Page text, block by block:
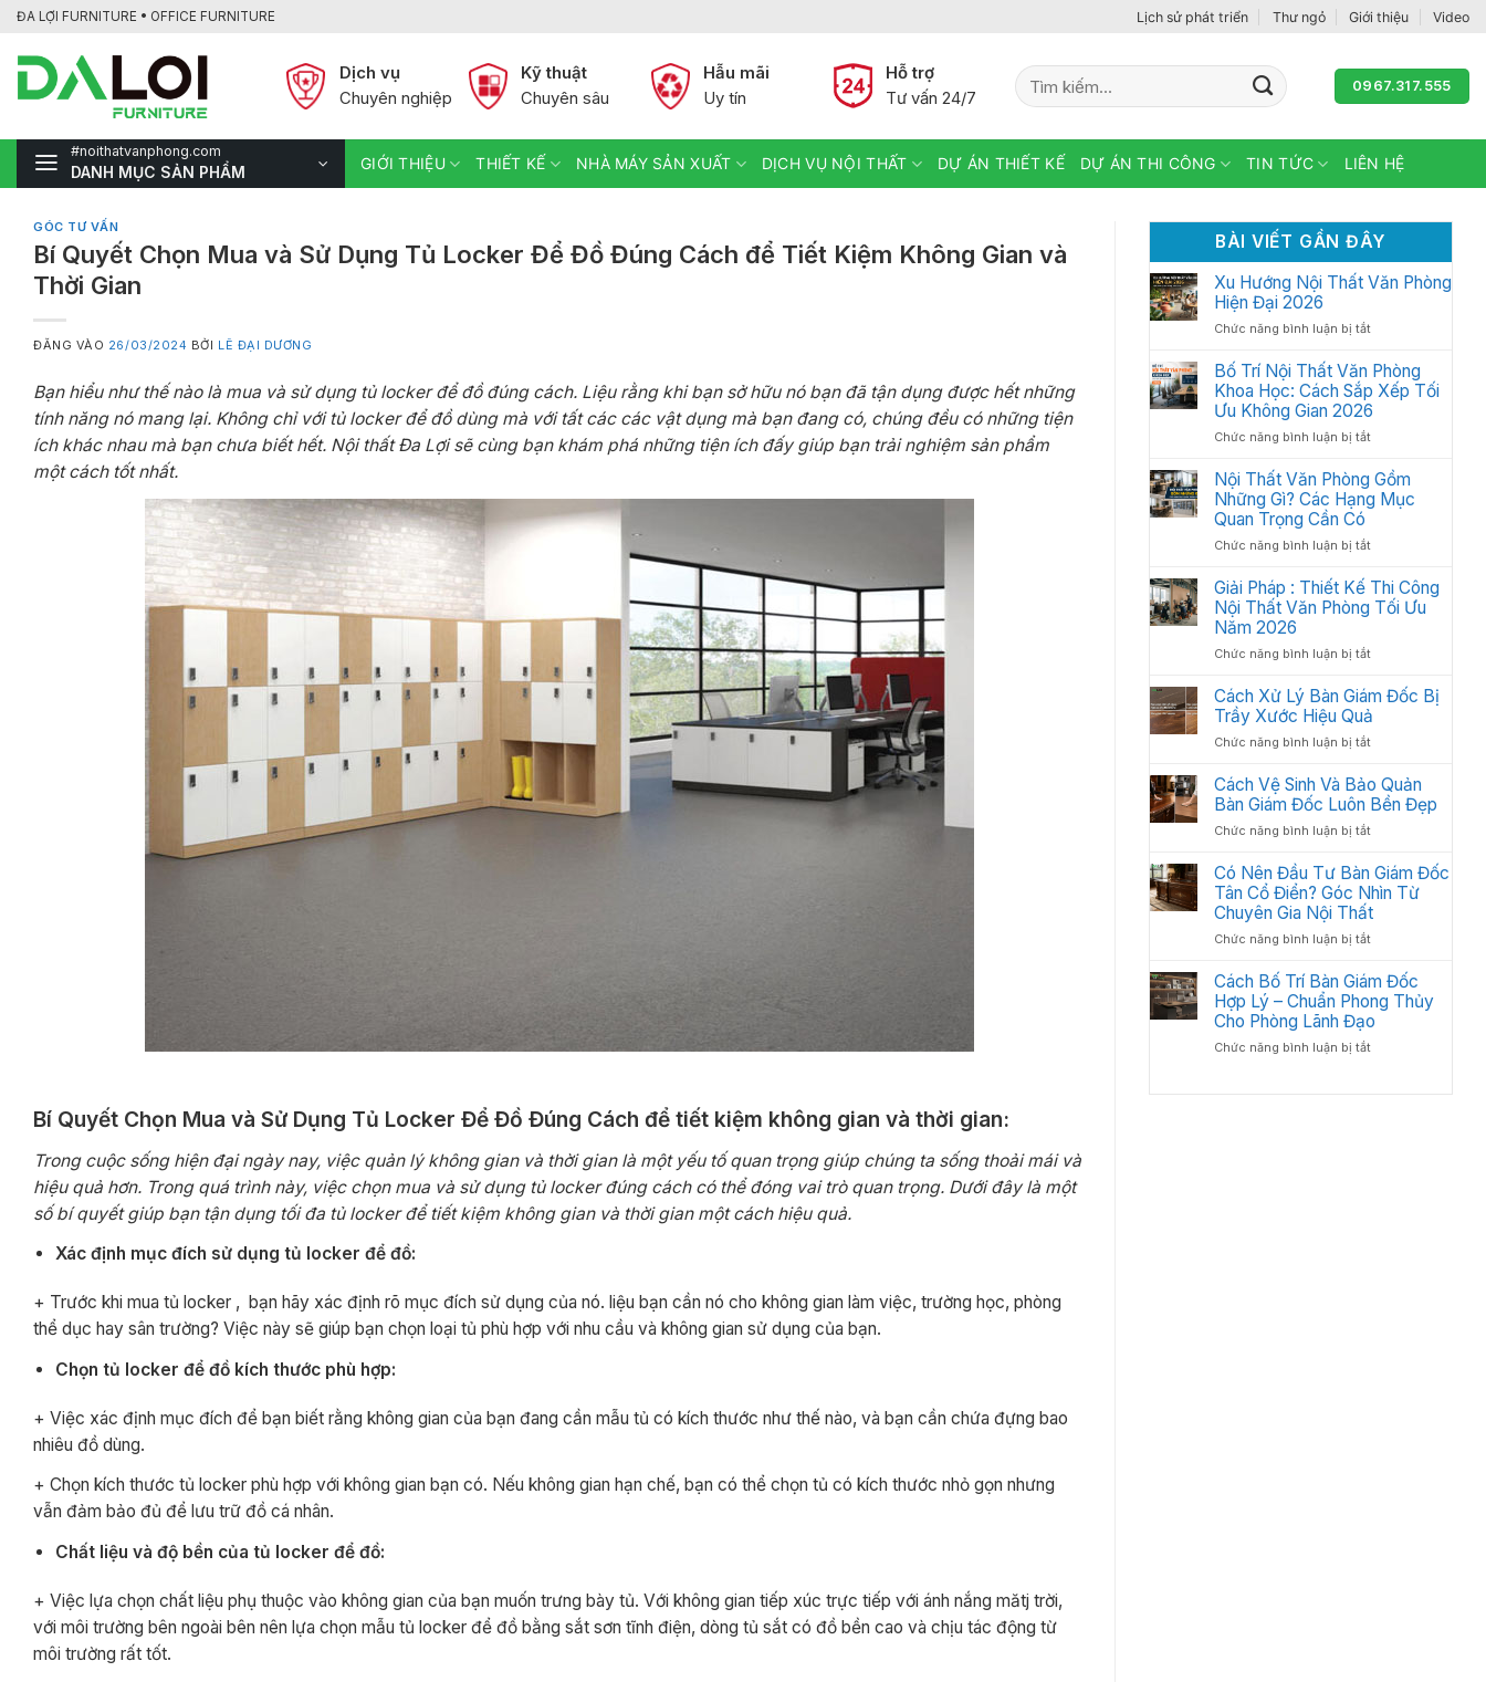
Bỏ
nội
dung
ĐA LỢI FURNITURE • OFFICE FURNITURE Lịch sử phát triển Thư ngỏ Giới thiệu Video
Dịch vụ
Chuyên nghiệp
Kỹ thuật
Chuyên sâu
Hẫu mãi
Uy tín
Hỗ trợ
Tư vấn 24/7
Tìm
kiếm:
0967.317.555
#noithatvanphong.com
DANH MỤC SẢN PHẨM GIỚI THIỆU THIẾT KẾ NHÀ MÁY SẢN XUẤT DỊCH VỤ NỘI THẤT DỰ ÁN THIẾT KẾ DỰ ÁN THI CÔNG TIN TỨC LIÊN HỆ
GÓC TƯ VẤN
Bí Quyết Chọn Mua và Sử Dụng Tủ Locker Để Đồ Đúng Cách để Tiết Kiệm Không Gian và
Thời Gian
ĐĂNG VÀO 26/03/2024 BỞI LÊ ĐẠI DƯƠNG
Bạn hiểu như thế nào là mua và sử dụng tủ locker để đồ đúng cách. Liệu rằng khi bạn sở hữu nó bạn đã tận dụng được hết những
tính năng nó mang lại. Không chỉ với tủ locker để đồ dùng mà với tất các các vật dụng mà bạn đang có, chúng đều có những tiện
ích khác nhau mà bạn chưa biết hết. Nội thất Đa Lợi sẽ cùng bạn khám phá những tiện ích đấy giúp bạn trải nghiệm sản phẩm
một cách tốt nhất.
Bí Quyết Chọn Mua và Sử Dụng Tủ Locker Để Đồ Đúng Cách để tiết kiệm không gian và thời gian:
Trong cuộc sống hiện đại ngày nay, việc quản lý không gian và thời gian là một yếu tố quan trọng giúp chúng ta sống thoải mái và
hiệu quả hơn. Trong quá trình này, việc chọn mua và sử dụng tủ locker đúng cách có thể đóng vai trò quan trọng. Dưới đây là một
số bí quyết giúp bạn tận dụng tối đa tủ locker để tiết kiệm không gian và thời gian một cách hiệu quả.
Xác định mục đích sử dụng tủ locker để đồ:
+ Trước khi mua tủ locker , bạn hãy xác định rõ mục đích sử dụng của nó. liệu bạn cần nó cho không gian làm việc, trường học, phòng
thể dục hay sân trường? Việc này sẽ giúp bạn chọn loại tủ phù hợp với nhu cầu và không gian sử dụng của bạn.
Chọn tủ locker để đồ kích thước phù hợp:
+ Việc xác định mục đích để bạn biết rằng không gian của bạn đang cần mẫu tủ có kích thước như thế nào, và bạn cần chứa đựng bao
nhiêu đồ dùng.
+ Chọn kích thước tủ locker phù hợp với không gian bạn có. Nếu không gian hạn chế, bạn có thể chọn tủ có kích thước nhỏ gọn nhưng
vẫn đảm bảo đủ để lưu trữ đồ cá nhân.
Chất liệu và độ bền của tủ locker để đồ:
+ Việc lựa chọn chất liệu phụ thuộc vào không gian của bạn muốn trưng bày tủ. Với không gian tiếp xúc trực tiếp với ánh nắng mătj trời,
với môi trường bên ngoài bên nên lựa chọn mẫu tủ locker để đồ bằng sắt sơn tĩnh điện, dòng tủ sắt có đồ bền cao và chịu tác động từ
môi trường rất tốt.
BÀI VIẾT GẦN ĐÂY
Xu Hướng Nội Thất Văn Phòng
Hiện Đại 2026
Chức năng bình luận bị tắtở
Hướng
Nội
Thất
Văn
Phòng
Đại
2026
Bố Trí Nội Thất Văn Phòng
Khoa Học: Cách Sắp Xếp Tối
Ưu Không Gian 2026
Chức năng bình luận bị tắtở
Trí
Nội
Thất
Phòng
Học:
Cách
Tối
Không
Gian
2026
Nội Thất Văn Phòng Gồm
Những Gì? Các Hạng Mục
Quan Trọng Cần Có
Chức năng bình luận bị tắtở
Thất
Văn
Phòng
Những
Các
Hạng
Quan
Cần
Có
Giải Pháp : Thiết Kế Thi Công
Nội Thất Văn Phòng Tối Ưu
Năm 2026
Chức năng bình luận bị tắtở
Pháp
Kế
Công
Nội
Tối
Ưu
Năm
2026
Cách Xử Lý Bàn Giám Đốc Bị
Trầy Xước Hiệu Quả
Chức năng bình luận bị tắtở
Xử
Lý
Bàn
Giám
Bị
Trầy
Xước
Quả
Cách Vệ Sinh Và Bảo Quản
Bàn Giám Đốc Luôn Bền Đẹp
Chức năng bình luận bị tắtở
Vệ
Sinh
Và
Bảo
Quản
Giám
Đốc
Luôn
Đẹp
Có Nên Đầu Tư Bàn Giám Đốc
Tân Cổ Điển? Góc Nhìn Từ
Chuyên Gia Nội Thất
Chức năng bình luận bị tắtở
Nên
Đầu
Tư
Bàn
Giám
Cách Bố Trí Bàn Giám Đốc
Hợp Lý – Chuẩn Phong Thủy
Cho Phòng Lãnh Đạo
Chức năng bình luận bị tắtở